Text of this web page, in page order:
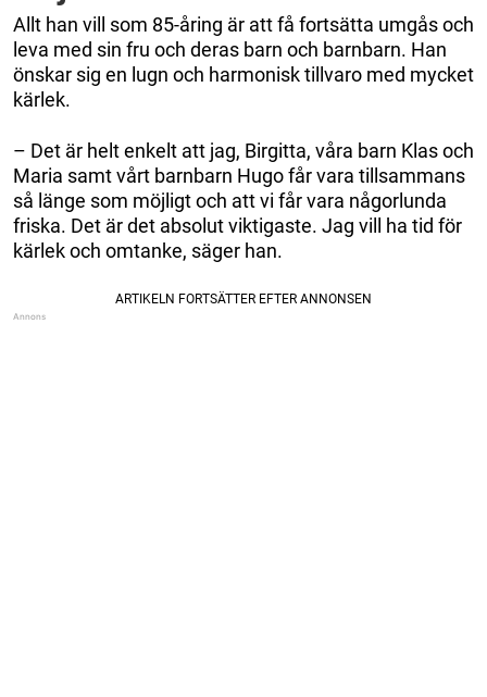
Allt han vill som 85-åring är att få fortsätta umgås och
leva med sin fru och deras barn och barnbarn. Han
önskar sig en lugn och harmonisk tillvaro med mycket
kärlek.
– Det är helt enkelt att jag, Birgitta, våra barn Klas och
Maria samt vårt barnbarn Hugo får vara tillsammans
så länge som möjligt och att vi får vara någorlunda
friska. Det är det absolut viktigaste. Jag vill ha tid för
kärlek och omtanke, säger han.